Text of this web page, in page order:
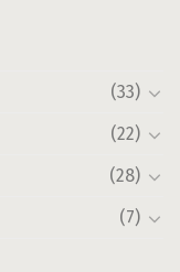
(33)
(22)
(28)
(7)